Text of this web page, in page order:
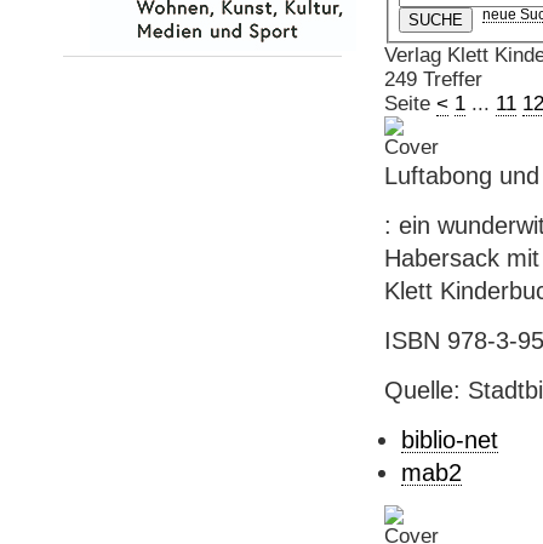
neue
Verlag Klett
249 Treffer
Seite < 1... 11 12
Luftabong
: ein
Habersack
Klett
ISBN 978-3-
Quelle:
biblio-net
mab2